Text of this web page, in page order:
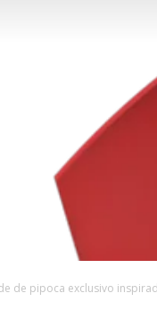
de pipoca exclusivo